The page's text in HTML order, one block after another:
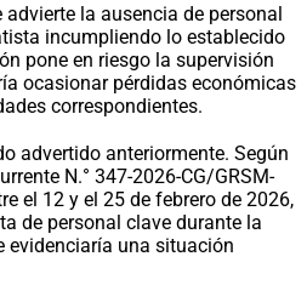
la ausencia de personal
incumpliendo lo establecido
pone en riesgo la supervisión
ocasionar pérdidas económicas
correspondientes.
advertido anteriormente. Según
N.° 347-2026-CG/GRSM-
el 12 y el 25 de febrero de 2026,
de personal clave durante la
evidenciaría una situación